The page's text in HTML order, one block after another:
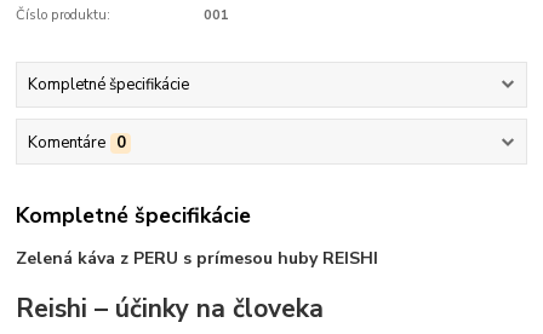
Číslo produktu: 001
Kompletné špecifikácie
Komentáre 0
Kompletné špecifikácie
Zelená káva z PERU s prímesou huby REISHI
Reishi – účinky na človeka